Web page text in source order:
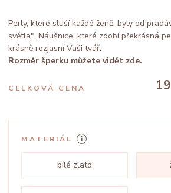
Perly, které sluší každé ženě, byly od
světla". Náušnice, které zdobí překrásná
krásně rozjasní Vaši tvář.
Rozměr šperku můžete vidět zde.
CELKOVÁ CENA
MATERIÁL
bílé zlato